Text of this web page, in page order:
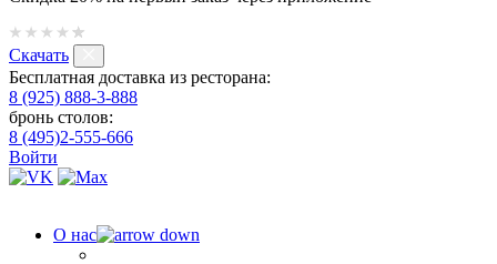
Скачать
Бесплатная доставка из ресторана:
8 (925) 888-3-888
бронь столов:
8 (495)2-555-666
Войти
О нас